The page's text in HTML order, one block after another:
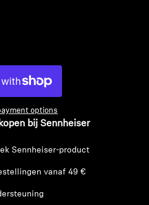
options
bij Sennheiser
Sennheiser-product
vanaf 49 €